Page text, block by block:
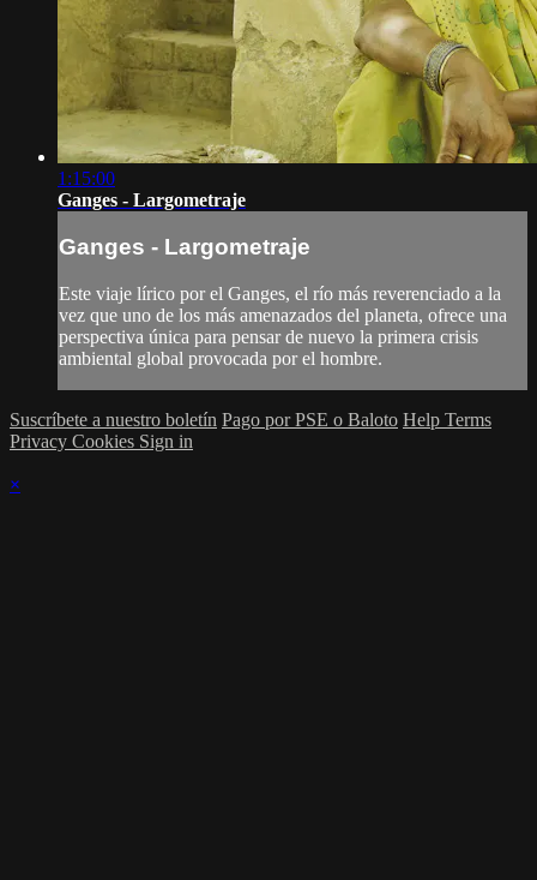
1:15:00
Ganges - Largometraje
Ganges - Largometraje
Este viaje lírico por el Ganges, el río más reverenciado a la
vez que uno de los más amenazados del planeta, ofrece una
perspectiva única para pensar de nuevo la primera crisis
ambiental global provocada por el hombre.
Suscríbete a nuestro boletín Pago por PSE o Baloto Help Terms
Privacy Cookies Sign in
×